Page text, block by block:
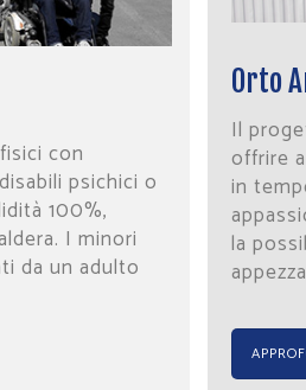
con
psichici o
100%,
I minori
da un adulto
Orto
Il
offrire
in
la